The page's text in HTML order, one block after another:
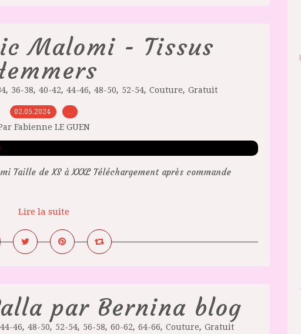
Malomi - Tissus
, 36-38, 40-42, 44-46, 48-50, 52-54, Couture, Gratuit
02.05.2024 …
Fabienne LE GUEN
Taille de XS à XXXL Téléchargement après commande
Lire la suite
par Bernina blog
44-46, 48-50, 52-54, 56-58, 60-62, 64-66, Couture, Gratuit